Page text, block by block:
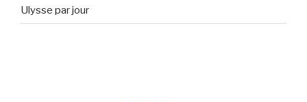
Ulysse par jour